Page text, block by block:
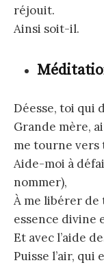
réjouit.
Ainsi soit-il.
Déesse, toi qui
Grande mère,
me tourne vers
Aide-moi à
nommer),
À me libérer de
essence divine
Et avec l’aide
Puisse l’air,